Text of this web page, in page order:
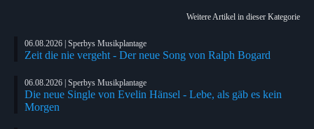
Weitere Artikel in dieser Kategorie
06.08.2026 | Sperbys Musikplantage
Zeit die nie vergeht - Der neue Song von Ralph Bogard
06.08.2026 | Sperbys Musikplantage
Die neue Single von Evelin Hänsel - Lebe, als gäb es kein
Morgen